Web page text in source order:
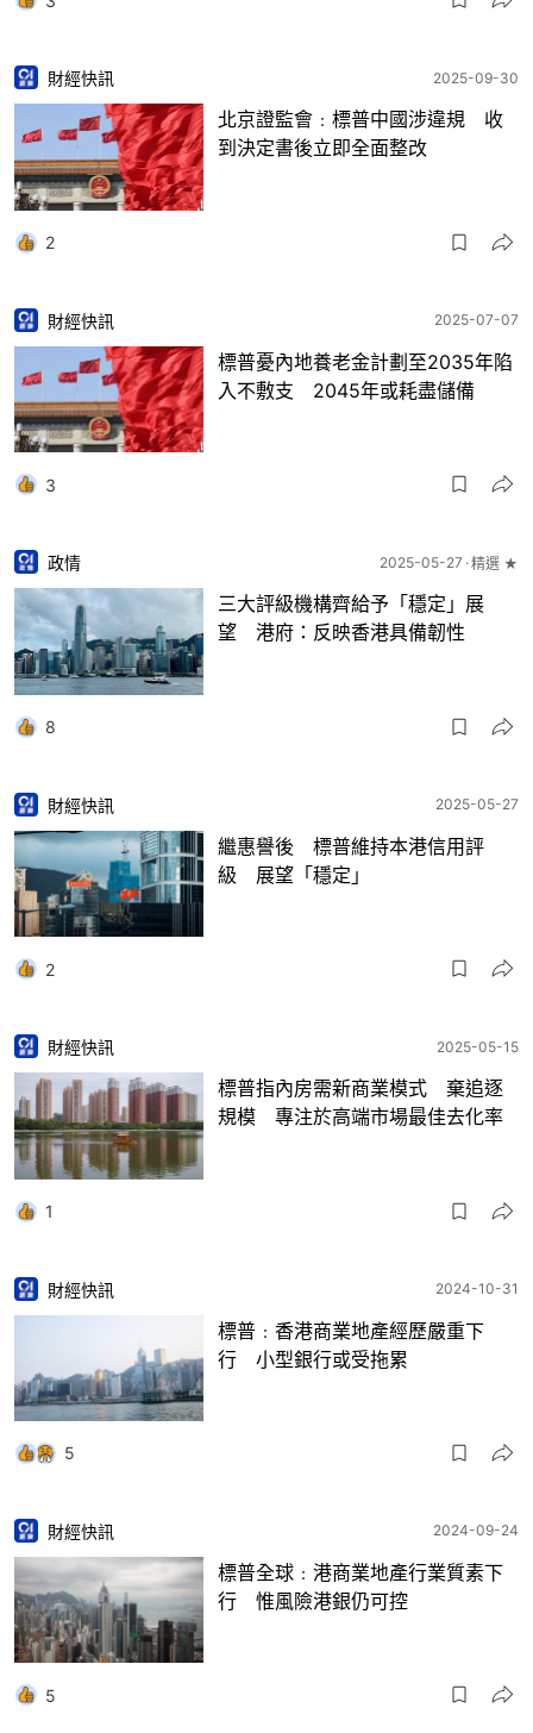
財經快訊 2025-09-30
北京證監會﹕標普中國涉違規 收
到決定書後立即全面整改
2
財經快訊 2025-07-07
標普憂內地養老金計劃至2035年陷
入不敷支 2045年或耗盡儲備
3
政情 2025-05-27 精選 ★
三大評級機構齊給予「穩定」展
望 港府：反映香港具備韌性
8
財經快訊 2025-05-27
繼惠譽後 標普維持本港信用評
級 展望「穩定」
2
財經快訊 2025-05-15
標普指內房需新商業模式 棄追逐
規模 專注於高端市場最佳去化率
1
財經快訊 2024-10-31
標普﹕香港商業地產經歷嚴重下
行 小型銀行或受拖累
5
財經快訊 2024-09-24
標普全球﹕港商業地產行業質素下
行 惟風險港銀仍可控
5